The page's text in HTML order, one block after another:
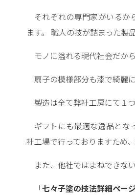
それぞれの専門家がいるか
ます。 職人の技が詰まった製
モノに溢れる現代社会だか
扇子の模様部分も漆で綺麗
製造は全て弊社工房にて１
ギフトにも最適な逸品とな
社工場で行っておりますため
また、他社ではまねできな
「七々子塗の技法詳細ペー